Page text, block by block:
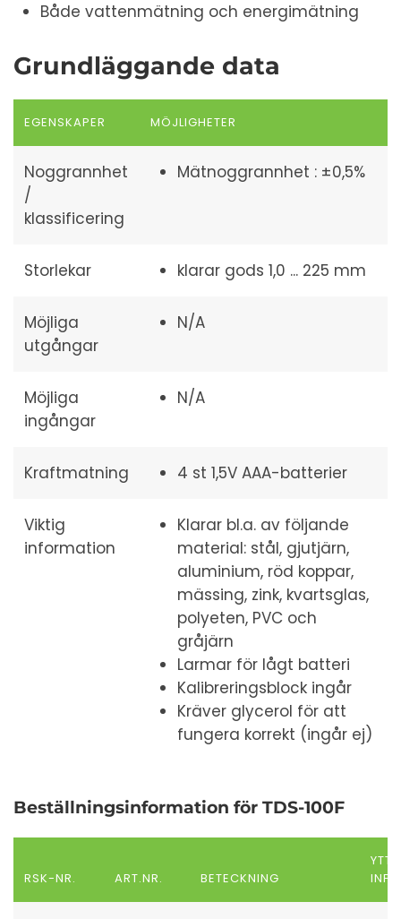
Både vattenmätning och energimätning
Grundläggande data
EGENSKAPER MÖJLIGHETER
Noggrannhet
/
klassificering
Mätnoggrannhet : ±0,5%
Storlekar klarar gods 1,0 ... 225 mm
Möjliga
utgångar
N/A
Möjliga
ingångar
N/A
Kraftmatning 4 st 1,5V AAA-batterier
Viktig
information
Klarar bl.a. av följande
material: stål, gjutjärn,
aluminium, röd koppar,
mässing, zink, kvartsglas,
polyeten, PVC och
gråjärn
Larmar för lågt batteri
Kalibreringsblock ingår
Kräver glycerol för att
fungera korrekt (ingår ej)
Beställningsinformation för TDS-100F
RSK-NR. ART.NR. BETECKNING